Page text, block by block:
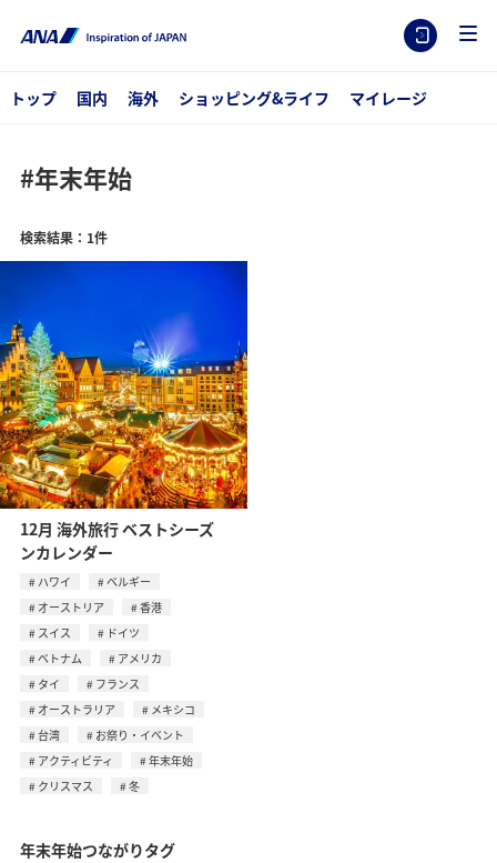
トップ 国内 海外 ショッピング&ライフ マイレージ
#年末年始
検索結果：1件
12月 海外旅行 ベストシーズ
ンカレンダー
ハワイ
ベルギー
オーストリア
香港
スイス
ドイツ
ベトナム
アメリカ
タイ
フランス
オーストラリア
メキシコ
台湾
お祭り・イベント
アクティビティ
年末年始
クリスマス
冬
年末年始つながりタグ